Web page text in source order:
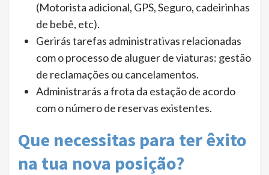
(Motorista adicional, GPS, Seguro, cadeirinhas
de bebê, etc).
Gerirás tarefas administrativas relacionadas
com o processo de aluguer de viaturas: gestão
de reclamações ou cancelamentos.
Administrarás a frota da estação de acordo
com o número de reservas existentes.
Que necessitas para ter êxito
na tua nova posição?